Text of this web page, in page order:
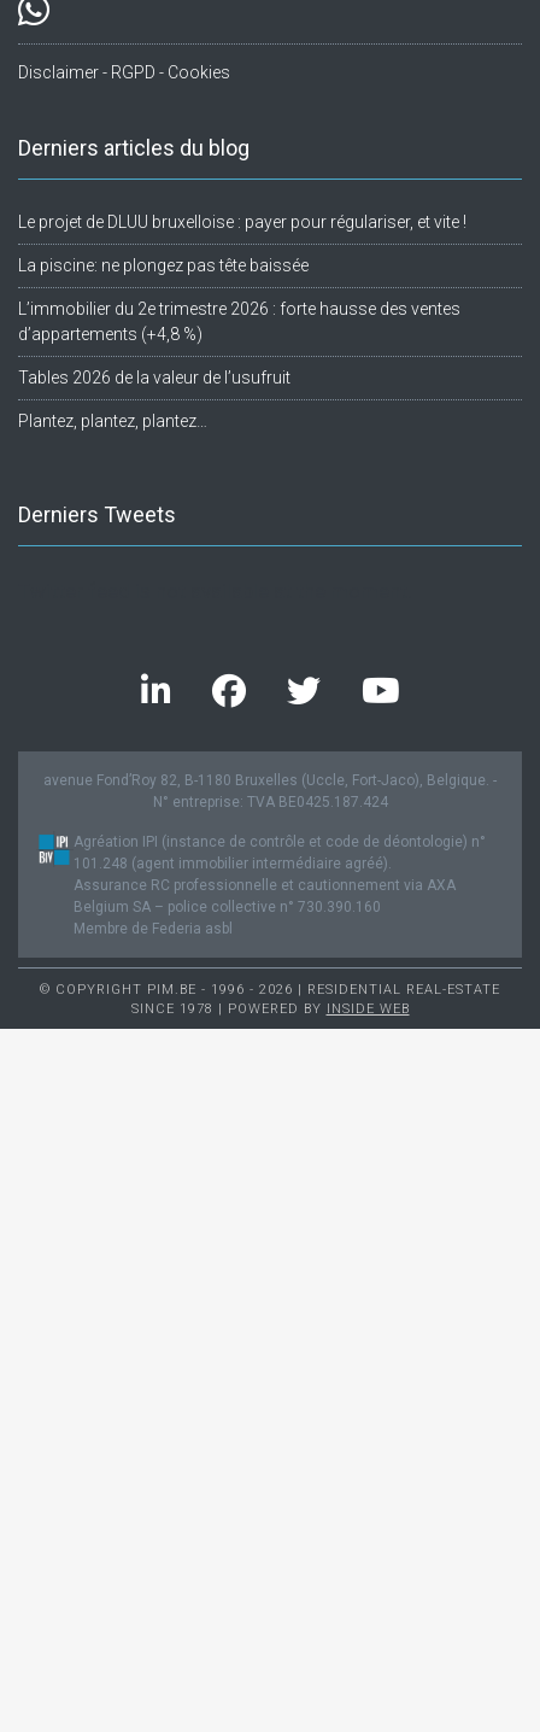
Disclaimer - RGPD - Cookies
Derniers articles du blog
Le projet de DLUU bruxelloise : payer pour régulariser, et vite !
La piscine: ne plongez pas tête baissée
L’immobilier du 2e trimestre 2026 : forte hausse des ventes
d’appartements (+4,8 %)
Tables 2026 de la valeur de l’usufruit
Plantez, plantez, plantez…
Derniers Tweets
avenue Fond’Roy 82, B-1180 Bruxelles (Uccle, Fort-Jaco), Belgique. -
N° entreprise: TVA BE0425.187.424
Agréation IPI (instance de contrôle et code de déontologie) n°
101.248 (agent immobilier intermédiaire agréé).
Assurance RC professionnelle et cautionnement via AXA
Belgium SA – police collective n° 730.390.160
Membre de Federia asbl
© COPYRIGHT PIM.BE - 1996 - 2026 | RESIDENTIAL REAL-ESTATE
SINCE 1978 | POWERED BY INSIDE WEB